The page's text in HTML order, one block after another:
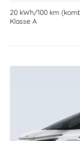
20 kWh/100 km
Klasse A